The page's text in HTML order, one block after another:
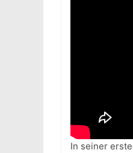
In seiner